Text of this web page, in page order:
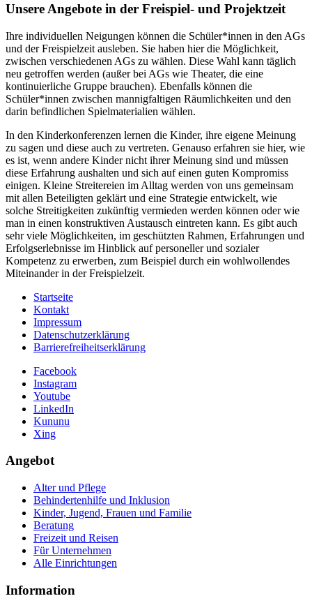
Unsere Angebote in der Freispiel- und Projektzeit
​​​​​Ihre individuellen Neigungen können die Schüler*innen in den AGs
und der Freispielzeit ausleben. Sie haben hier die Möglichkeit,
zwischen verschiedenen AGs zu wählen. Diese Wahl kann täglich
neu getroffen werden (außer bei AGs wie Theater, die eine
kontinuierliche Gruppe brauchen). Ebenfalls können die
Schüler*innen zwischen mannigfaltigen Räumlichkeiten und den
darin befindlichen Spielmaterialien wählen.
In den Kinderkonferenzen lernen die Kinder, ihre eigene Meinung
zu sagen und diese auch zu vertreten. Genauso erfahren sie hier, wie
es ist, wenn andere Kinder nicht ihrer Meinung sind und müssen
diese Erfahrung aushalten und sich auf einen guten Kompromiss
einigen. Kleine Streitereien im Alltag werden von uns gemeinsam
mit allen Beteiligten geklärt und eine Strategie entwickelt, wie
solche Streitigkeiten zukünftig vermieden werden können oder wie
man in einen konstruktiven Austausch eintreten kann. Es gibt auch
sehr viele Möglichkeiten, im geschützten Rahmen, Erfahrungen und
Erfolgserlebnisse im Hinblick auf personeller und sozialer
Kompetenz zu erwerben, zum Beispiel durch ein wohlwollendes
Miteinander in der Freispielzeit.
Startseite
Kontakt
Impressum
Datenschutzerklärung
Barrierefreiheitserklärung
Facebook
Instagram
Youtube
LinkedIn
Kununu
Xing
Angebot
Alter und Pflege
Behindertenhilfe und Inklusion
Kinder, Jugend, Frauen und Familie
Beratung
Freizeit und Reisen
Für Unternehmen
Alle Einrichtungen
Information